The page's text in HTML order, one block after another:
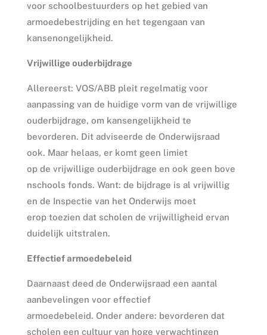
voor schoolbestuurders op het gebied van
armoedebestrijding en het tegengaan van
kansenongelijkheid.
Vrijwillige ouderbijdrage
Allereerst: VOS/ABB pleit regelmatig voor
aanpassing van de huidige vorm van de vrijwillige
ouderbijdrage, om kansengelijkheid te
bevorderen. Dit adviseerde de Onderwijsraad
ook. Maar helaas, er komt geen limiet
op de vrijwillige ouderbijdrage en ook geen bove
nschools fonds. Want: de bijdrage is al vrijwillig
en de Inspectie van het Onderwijs moet
erop toezien dat scholen de vrijwilligheid ervan
duidelijk uitstralen.
Effectief armoedebeleid
Daarnaast deed de Onderwijsraad een aantal
aanbevelingen voor effectief
armoedebeleid. Onder andere: bevorderen dat
scholen een cultuur van hoge verwachtingen